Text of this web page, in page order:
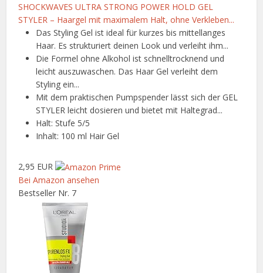
SHOCKWAVES ULTRA STRONG POWER HOLD GEL
STYLER – Haargel mit maximalem Halt, ohne Verkleben...
Das Styling Gel ist ideal für kurzes bis mittellanges
Haar. Es strukturiert deinen Look und verleiht ihm...
Die Formel ohne Alkohol ist schnelltrocknend und
leicht auszuwaschen. Das Haar Gel verleiht dem
Styling ein...
Mit dem praktischen Pumpspender lässt sich der GEL
STYLER leicht dosieren und bietet mit Haltegrad...
Halt: Stufe 5/5
Inhalt: 100 ml Hair Gel
2,95 EUR
Bei Amazon ansehen
Bestseller Nr. 7